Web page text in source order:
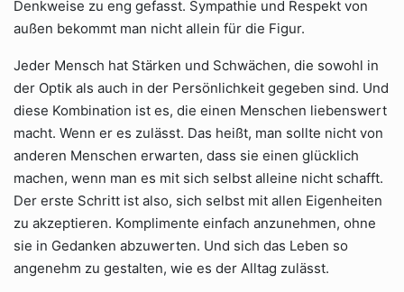
Denkweise zu eng gefasst. Sympathie und Respekt von
außen bekommt man nicht allein für die Figur.
Jeder Mensch hat Stärken und Schwächen, die sowohl in
der Optik als auch in der Persönlichkeit gegeben sind. Und
diese Kombination ist es, die einen Menschen liebenswert
macht. Wenn er es zulässt. Das heißt, man sollte nicht von
anderen Menschen erwarten, dass sie einen glücklich
machen, wenn man es mit sich selbst alleine nicht schafft.
Der erste Schritt ist also, sich selbst mit allen Eigenheiten
zu akzeptieren. Komplimente einfach anzunehmen, ohne
sie in Gedanken abzuwerten. Und sich das Leben so
angenehm zu gestalten, wie es der Alltag zulässt.